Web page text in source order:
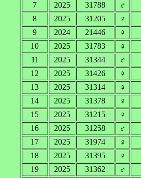
7
2025 31788 ♂
8
2025 31205 ♀
9
2024 21446 ♀
10
2025 31783 ♀
11
2025 31344 ♂
12
2025 31426 ♀
13
2025 31314 ♀
14
2025 31378 ♀
15
2025 31215 ♀
16
2025 31258 ♂
17
2025 31974 ♀
18
2025 31395 ♀
19
2025 31362 ♂